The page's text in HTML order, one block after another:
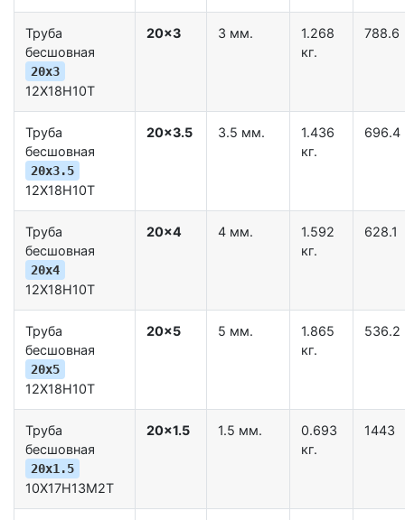
Труба
бесшовная
20x3
12Х18Н10Т
20x3 3 мм.
1.268
кг.
788.6
Труба
бесшовная
20x3.5
12Х18Н10Т
20x3.5 3.5 мм.
1.436
кг.
696.4
Труба
бесшовная
20x4
12Х18Н10Т
20x4 4 мм.
1.592
кг.
628.1
Труба
бесшовная
20x5
12Х18Н10Т
20x5 5 мм.
1.865
кг.
536.2
Труба
бесшовная
20x1.5
10Х17Н13М2Т
20x1.5 1.5 мм.
0.693
кг.
1443